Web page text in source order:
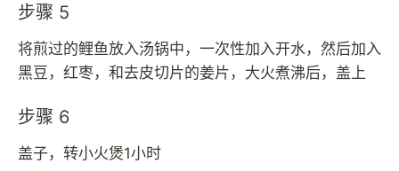
步骤 5
将煎过的鲤鱼放入汤锅中，一次性加入开水，然后加入
黑豆，红枣，和去皮切片的姜片，大火煮沸后，盖上
步骤 6
盖子，转小火煲1小时